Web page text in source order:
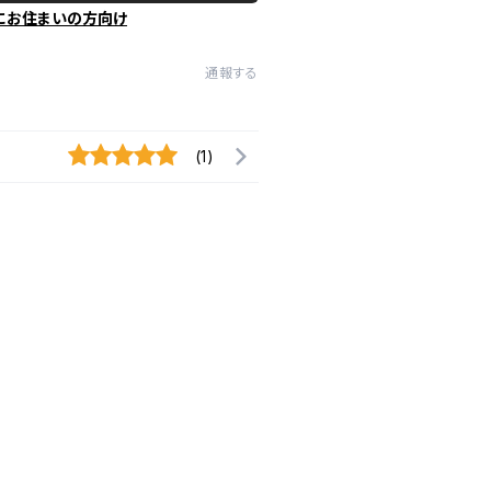
お住まいの方向け
通報する
(1)